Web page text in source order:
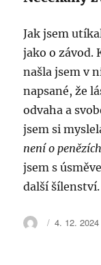
Jak jsem
jako o závod.
našla jsem v
napsané, že
odvaha a
jsem si
není o
jsem s
další šílenství.
Autor:
4. 12. 2024